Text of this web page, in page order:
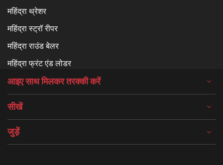
महिंद्रा थ्रेशर
महिंद्रा स्ट्रॉ रीपर
महिंद्रा राउंड बेलर
महिंद्रा फ्रंट एंड लोडर
आइए साथ मिलकर तरक्की करें
सीखें
जुड़ें